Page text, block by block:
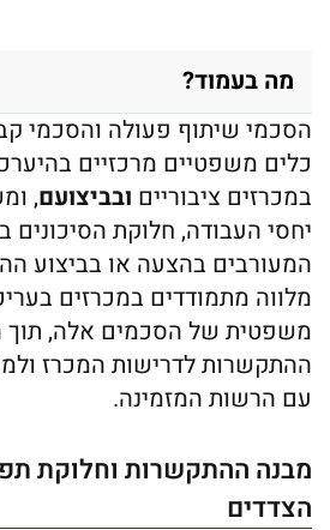
הסכמי שיתוף פעולה והסכמי
כלים משפטיים מרכזיים
במכרזים ציבוריים ובביצועם,
יחסי העבודה, חלוקת הסיכונים
המעורבים בהצעה או בביצוע
מלווה מתמודדים במכרזים
משפטית של הסכמים אלה,
ההתקשרות לדרישות המכרז
עם הרשות המזמינה.
מבנה ההתקשרות וחלוקת
הצדדים
מה בעמוד?